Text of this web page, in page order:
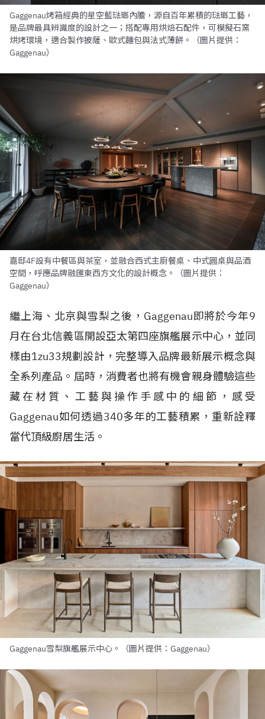
Gaggenau烤箱經典的星空藍琺瑯內膽，源自百年累積的琺瑯工藝，
是品牌最具辨識度的設計之一；搭配專用烘焙石配件，可模擬石窯
烘烤環境，適合製作披薩、歐式麵包與法式薄餅。（圖片提供：
Gaggenau）
嘉邸4F設有中餐區與茶室，並融合西式主廚餐桌、中式圓桌與品酒
空間，呼應品牌融匯東西方文化的設計概念。（圖片提供：
Gaggenau）
繼上海、北京與雪梨之後，Gaggenau即將於今年9
月在台北信義區開設亞太第四座旗艦展示中心，並同
樣由1zu33規劃設計，完整導入品牌最新展示概念與
全系列產品。屆時，消費者也將有機會親身體驗這些
藏在材質、工藝與操作手感中的細節，感受
Gaggenau如何透過340多年的工藝積累，重新詮釋
當代頂級廚居生活。
Gaggenau雪梨旗艦展示中心。（圖片提供：Gaggenau）